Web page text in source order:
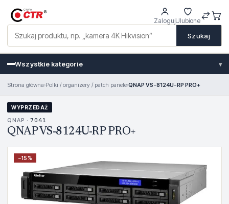
Szukaj
ZalogujUlubione
Wszystkie kategorie ▾
Strona główna›Polki / organizery / patch panele›QNAP VS-8124U-RP PRO+
WYPRZEDAŻ
QNAP · 7041
QNAP VS-8124U-RP PRO+
−15%